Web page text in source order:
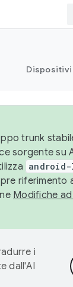
Dispositivi
trunk
sorgente su
riferimento
Modifiche ad
i
dall'AI